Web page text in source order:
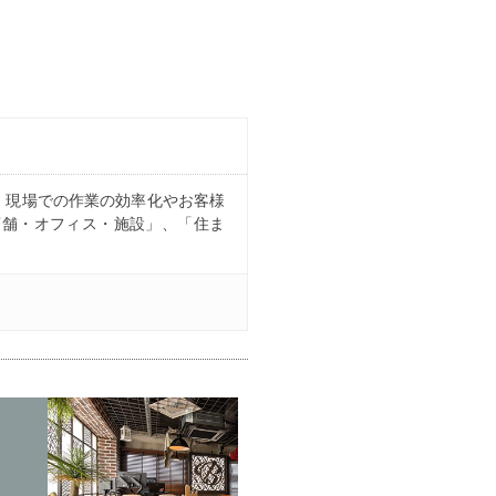
場での作業の効率化やお客様
・オフィス・施設」、「住ま